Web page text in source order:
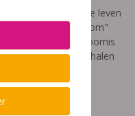
hoe het is om te leven
titel: "Ik heet niet dom"
van een leerstoornis
klas. Je hoort verhalen